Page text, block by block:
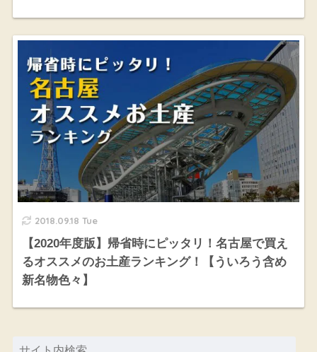
2018.09.18 Tue
【2020年度版】帰省時にピッタリ！名古屋で買え
るオススメのお土産ランキング！【ういろう含め
新名物色々】